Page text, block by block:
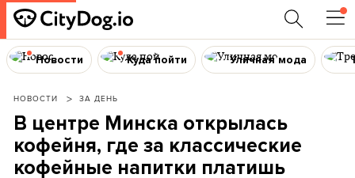
Новости Куда пойти Уличная мода
НОВОСТИ ЗА ДЕНЬ
В центре Минска открылась
кофейня, где за классические
кофейные напитки платишь